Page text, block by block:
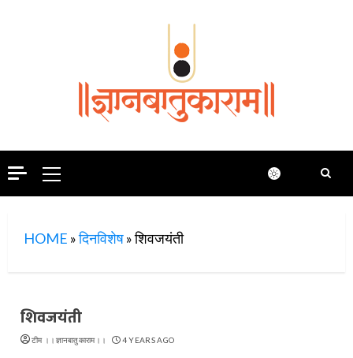
Primary
Menu
HOME »दिनविशेष»शिवजयंती
शिवजयंती
टीम ।।ज्ञानबातुकाराम।। 4 YEARS AGO